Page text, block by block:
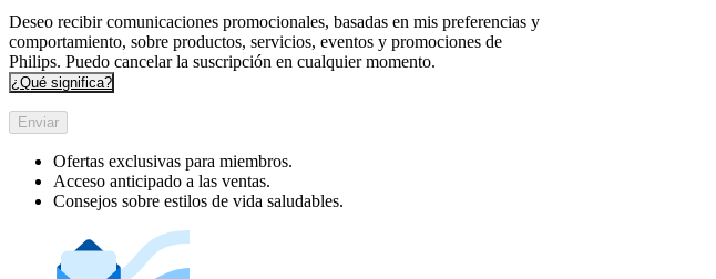
Deseo recibir comunicaciones promocionales, basadas en mis preferencias y
comportamiento, sobre productos, servicios, eventos y promociones de
Philips. Puedo cancelar la suscripción en cualquier momento.
¿Qué significa?
Enviar
Ofertas exclusivas para miembros.
Acceso anticipado a las ventas.
Consejos sobre estilos de vida saludables.